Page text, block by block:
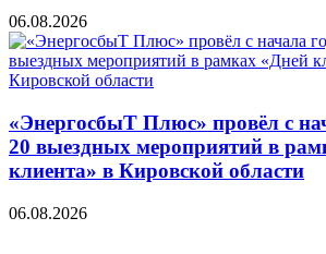
06.08.2026
«ЭнергосбыТ Плюс» провёл с
20 выездных мероприятий в
клиента» в Кировской области
06.08.2026